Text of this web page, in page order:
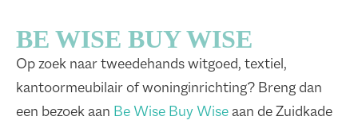
BE WISE BUY WISE
Op zoek naar tweedehands witgoed, textiel,
kantoormeubilair of woninginrichting? Breng dan
een bezoek aan Be Wise Buy Wiseaan de Zuidkade